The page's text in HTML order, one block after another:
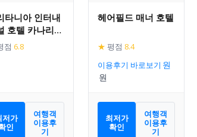
타니아 인터내
호텔 카나리
점 6.8
저가
인
여행객
이용후
기
헤어필드 매너 호텔
★ 평점 8.4
이용후기 바로보기
최저가
확인
여행객
이용후
기